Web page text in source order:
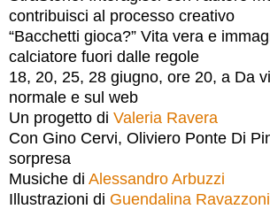
contribuisci al processo creativo
“Bacchetti gioca?” Vita vera e
calciatore fuori dalle regole
18, 20, 25, 28 giugno, ore 20, a Da
normale e sul web
Un progetto di Valeria Ravera
Con Gino Cervi, Oliviero Ponte Di
sorpresa
Musiche di Alessandro Arbuzzi
Illustrazioni di Guendalina Ravazzoni